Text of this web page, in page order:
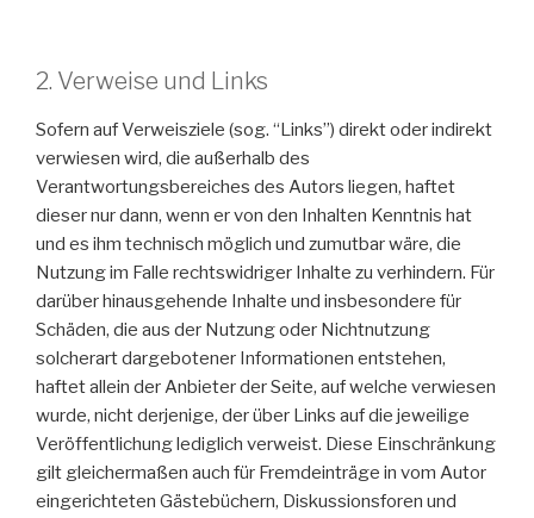
2. Verweise und Links
Sofern auf Verweisziele (sog. “Links”) direkt oder indirekt
verwiesen wird, die außerhalb des
Verantwortungsbereiches des Autors liegen, haftet
dieser nur dann, wenn er von den Inhalten Kenntnis hat
und es ihm technisch möglich und zumutbar wäre, die
Nutzung im Falle rechtswidriger Inhalte zu verhindern. Für
darüber hinausgehende Inhalte und insbesondere für
Schäden, die aus der Nutzung oder Nichtnutzung
solcherart dargebotener Informationen entstehen,
haftet allein der Anbieter der Seite, auf welche verwiesen
wurde, nicht derjenige, der über Links auf die jeweilige
Veröffentlichung lediglich verweist. Diese Einschränkung
gilt gleichermaßen auch für Fremdeinträge in vom Autor
eingerichteten Gästebüchern, Diskussionsforen und